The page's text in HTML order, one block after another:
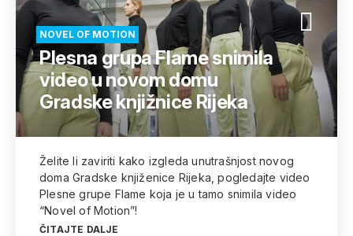
NOVEL OF MOTION
Plesna grupa Flame snimila
video u novom domu
Gradske knjižnice Rijeka
Želite li zaviriti kako izgleda unutrašnjost novog
doma Gradske knjiženice Rijeka, pogledajte video
Plesne grupe Flame koja je u tamo snimila video
“Novel of Motion”!
ČITAJTE DALJE